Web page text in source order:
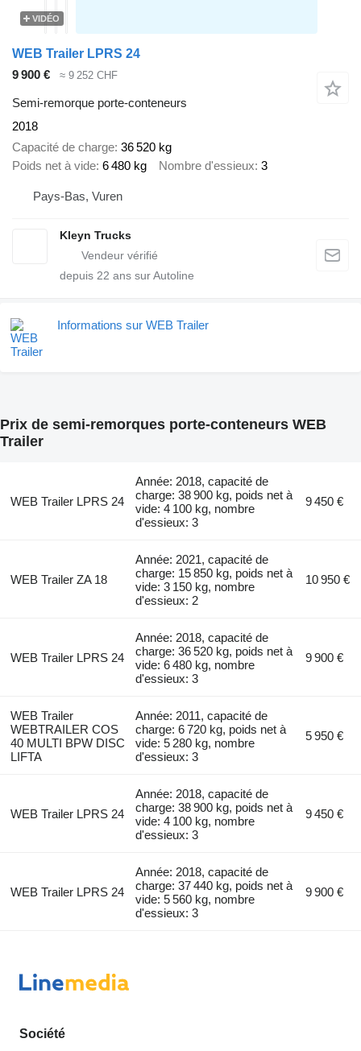
VIDÉO
WEB Trailer LPRS 24
9 900 €
≈ 9 252 CHF
Semi-remorque porte-conteneurs
2018
Capacité de charge 36 520 kg
Poids net à vide 6 480 kg Nombre d'essieux 3
Pays-Bas, Vuren
Kleyn Trucks
depuis 22 ans sur Autoline
Informations sur WEB Trailer
Prix de semi-remorques porte-conteneurs WEB
Trailer
WEB Trailer LPRS 24
Année: 2018, capacité de
charge: 38 900 kg, poids net à
vide: 4 100 kg, nombre
d'essieux: 3
9 450 €
WEB Trailer ZA 18
Année: 2021, capacité de
charge: 15 850 kg, poids net à
vide: 3 150 kg, nombre
d'essieux: 2
10 950 €
WEB Trailer LPRS 24
Année: 2018, capacité de
charge: 36 520 kg, poids net à
vide: 6 480 kg, nombre
d'essieux: 3
9 900 €
WEB Trailer
WEBTRAILER COS
40 MULTI BPW DISC
LIFTA
Année: 2011, capacité de
charge: 6 720 kg, poids net à
vide: 5 280 kg, nombre
d'essieux: 3
5 950 €
WEB Trailer LPRS 24
Année: 2018, capacité de
charge: 38 900 kg, poids net à
vide: 4 100 kg, nombre
d'essieux: 3
9 450 €
WEB Trailer LPRS 24
Année: 2018, capacité de
charge: 37 440 kg, poids net à
vide: 5 560 kg, nombre
d'essieux: 3
9 900 €
Société